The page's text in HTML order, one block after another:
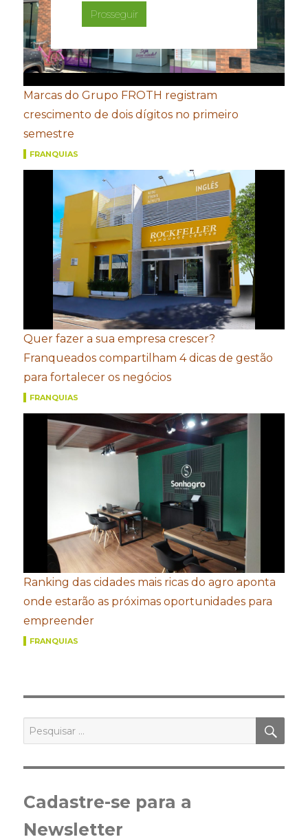
Prosseguir
Marcas do Grupo FROTH registram
crescimento de dois dígitos no primeiro
semestre
FRANQUIAS
Quer fazer a sua empresa crescer?
Franqueados compartilham 4 dicas de gestão
para fortalecer os negócios
FRANQUIAS
Ranking das cidades mais ricas do agro aponta
onde estarão as próximas oportunidades para
empreender
FRANQUIAS
por:
Cadastre-se para a
Newsletter